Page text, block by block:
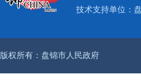
技术支持单位：
版权所有：盘锦市人民政府